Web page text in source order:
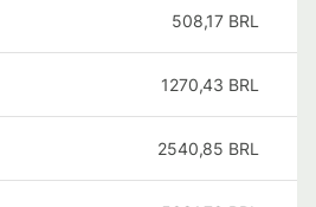
508,17 BRL
1270,43 BRL
2540,85 BRL